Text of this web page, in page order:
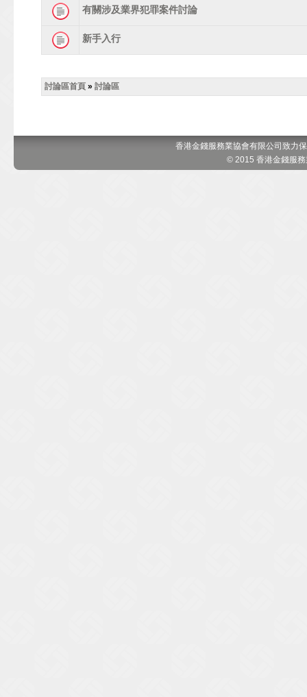
有關涉及業界犯罪案件討論
新手入行
討論區首頁 » 討論區
香港金錢服務業協會有限公司致力
© 2015 香港金錢服